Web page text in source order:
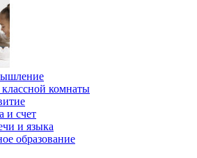
комнаты
и счет
и языка
образование